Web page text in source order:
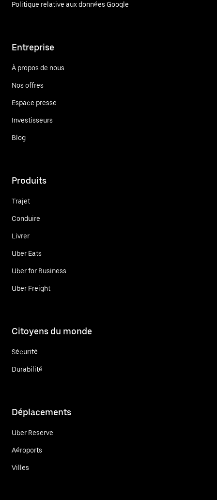
Politique relative aux données Google
Entreprise
À propos de nous
Nos offres
Espace presse
Investisseurs
Blog
Produits
Trajet
Conduire
Livrer
Uber Eats
Uber for Business
Uber Freight
Citoyens du monde
Sécurité
Durabilité
Déplacements
Uber Reserve
Aéroports
Villes